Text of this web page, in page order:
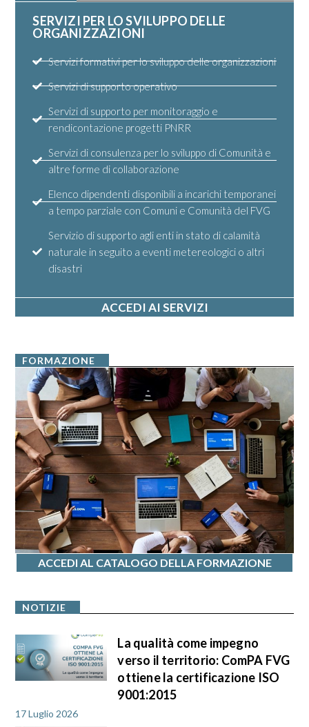
SERVIZI PER LO SVILUPPO DELLE
ORGANIZZAZIONI
Servizi formativi per lo sviluppo delle organizzazioni
Servizi di supporto operativo
Servizi di supporto per monitoraggio e
rendicontazione progetti PNRR
Servizi di consulenza per lo sviluppo di Comunità e
altre forme di collaborazione
Elenco dipendenti disponibili a incarichi temporanei
a tempo parziale con Comuni e Comunità del FVG
Servizio di supporto agli enti in stato di calamità
naturale in seguito a eventi metereologici o altri
disastri
ACCEDI AI SERVIZI
FORMAZIONE
ACCEDI AL CATALOGO DELLA FORMAZIONE
NOTIZIE
La qualità come impegno
verso il territorio: ComPA FVG
ottiene la certificazione ISO
9001:2015
17 Luglio 2026